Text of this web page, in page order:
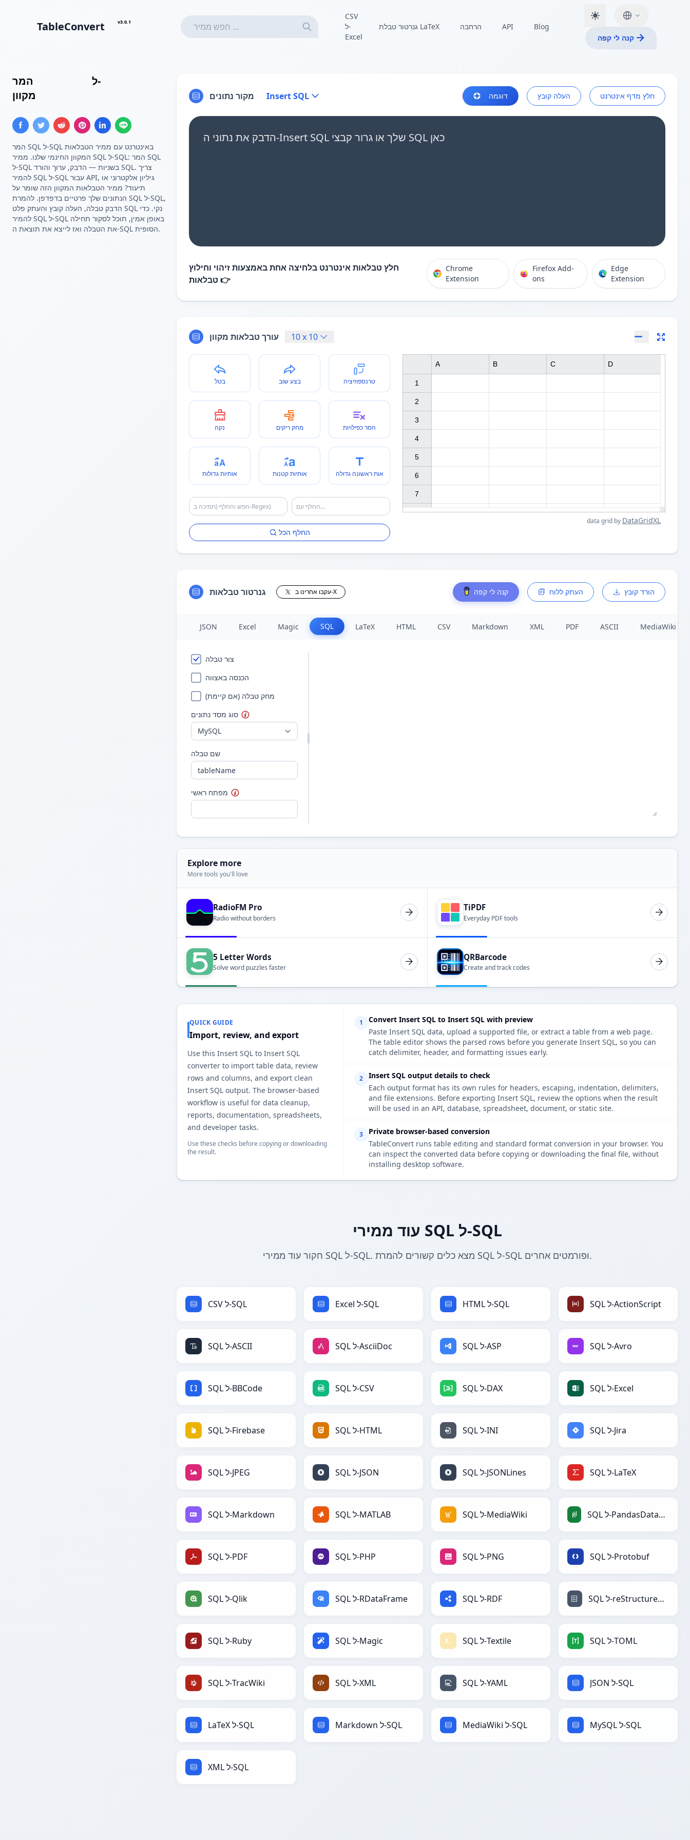
TableConvert v3.0.1
CSV
ל-
Excel
גנרטור טבלת LaTeX הרחבה API
Blog
קנה לי קפה
ל-
מקוון
המר SQL ל-SQL באינטרנט עם ממיר הטבלאות
המקוון החינמי שלנו. ממיר SQL ל-SQL: המר SQL
ל-SQL בשניות — הדבק, ערוך והורד SQL. צריך
להמיר SQL ל-SQL עבור API, גיליון אלקטרוני או
תיעוד? ממיר הטבלאות המקוון הזה שומר על
הנתונים שלך פרטיים בדפדפן. להמרת SQL ל-SQL,
הדבק טבלה, העלה קובץ והעתק פלט SQL נקי. כדי
להמיר SQL ל-SQL באופן אמין, תוכל לסקור תחילה
את הטבלה ואז לייצא את תוצאת ה-SQL הסופית.
מקור נתונים Insert SQL דוגמה העלה קובץ חלץ מדף אינטרנט
הדבק את נתוני ה-Insert SQL שלך או גרור קבצי SQL כאן
חלץ טבלאות אינטרנט בלחיצה אחת באמצעות זיהוי וחילוץ
טבלאות 👉
Chrome
Extension
Firefox Add-
ons
Edge
Extension
עורך טבלאות מקוון 10x 10
בטל בצע שוב טרנספוזיציה
נקה מחק ריקים הסר כפילויות
אותיות גדולות אותיות קטנות אות ראשונה גדולה
החלף הכל
data grid by DataGridXL
1
2
3
4
5
6
7
A B C D
גנרטור טבלאות עקבו אחרינו ב-X קנה לי קפה העתק ללוח הורד קובץ
JSON Excel Magic SQL LaTeX HTML CSV Markdown XML PDF ASCII MediaWiki
צור טבלה
הכנסה באצווה
מחק טבלה (אם קיימת)
סוג מסד נתונים
שם טבלה
מפתח ראשי
Explore more
More tools you'll love
RadioFM Pro
Radio without borders
TiPDF
Everyday PDF tools
5 Letter Words
Solve word puzzles faster
QRBarcode
Create and track codes
QUICK GUIDE
Import, review, and export
Use this Insert SQL to Insert SQL
converter to import table data, review
rows and columns, and export clean
Insert SQL output. The browser-based
workflow is useful for data cleanup,
reports, documentation, spreadsheets,
and developer tasks.
Use these checks before copying or downloading
the result.
1
Convert Insert SQL to Insert SQL with preview
Paste Insert SQL data, upload a supported file, or extract a table from a web page.
The table editor shows the parsed rows before you generate Insert SQL, so you can
catch delimiter, header, and formatting issues early.
2
Insert SQL output details to check
Each output format has its own rules for headers, escaping, indentation, delimiters,
and file extensions. Before exporting Insert SQL, review the options when the result
will be used in an API, database, spreadsheet, document, or static site.
3
Private browser-based conversion
TableConvert runs table editing and standard format conversion in your browser. You
can inspect the converted data before copying or downloading the final file, without
installing desktop software.
עוד ממירי SQL ל-SQL
חקור עוד ממירי SQL ל-SQL. מצא כלים קשורים להמרת SQL ל-SQL ופורמטים אחרים.
CSV ל-SQL Excel ל-SQL HTML ל-SQL SQL ל-ActionScript
SQL ל-ASCII SQL ל-AsciiDoc SQL ל-ASP SQL ל-Avro
SQL ל-BBCode SQL ל-CSV SQL ל-DAX SQL ל-Excel
SQL ל-Firebase SQL ל-HTML SQL ל-INI SQL ל-Jira
SQL ל-JPEG SQL ל-JSON SQL ל-JSONLines SQL ל-LaTeX
SQL ל-Markdown SQL ל-MATLAB SQL ל-MediaWiki SQL ל-PandasDataFrame
SQL ל-PDF SQL ל-PHP SQL ל-PNG SQL ל-Protobuf
SQL ל-Qlik SQL ל-RDataFrame SQL ל-RDF SQL ל-reStructuredText
SQL ל-Ruby SQL ל-Magic SQL ל-Textile SQL ל-TOML
SQL ל-TracWiki SQL ל-XML SQL ל-YAML JSON ל-SQL
LaTeX ל-SQL Markdown ל-SQL MediaWiki ל-SQL MySQL ל-SQL
XML ל-SQL